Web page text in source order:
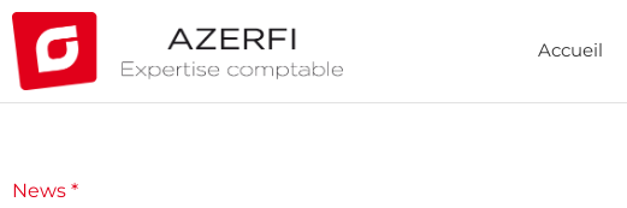
Accueil
News *